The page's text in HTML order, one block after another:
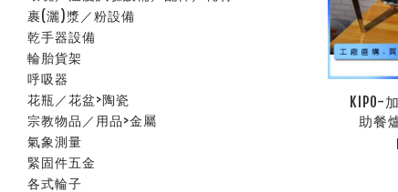
裹(灑)漿／粉設備
乾手器設備
輪胎貨架
呼吸器
花瓶／花盆>陶瓷
宗教物品／用品>金屬
氣象測量
緊固件五金
各式輪子
KIPO-
助餐